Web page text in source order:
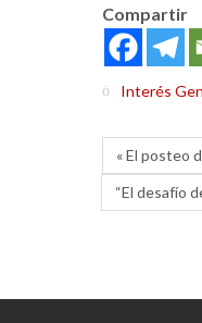
Compartir
Interés
« El posteo
“El desafío